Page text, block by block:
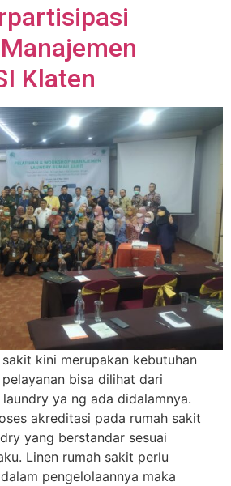
Klaten
kini merupakan kebutuhan
bisa dilihat dari
ya ng ada didalamnya.
akreditasi pada rumah sakit
yang berstandar sesuai
Linen rumah sakit perlu
pengelolaannya maka